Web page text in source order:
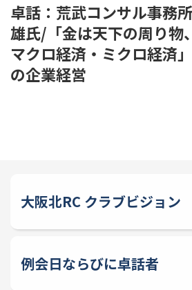
卓話：荒武コンサル事
雄氏/「金は天下の周り物
マクロ経済・ミクロ経済
の企業経営
大阪北RC クラブビジョン
例会日ならびに卓話者